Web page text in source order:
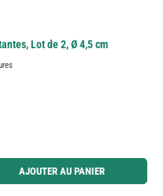
Lot de 2, Ø 4,5 cm
utilisez les boutons pour augmenter ou
AJOUTER AU PANIER